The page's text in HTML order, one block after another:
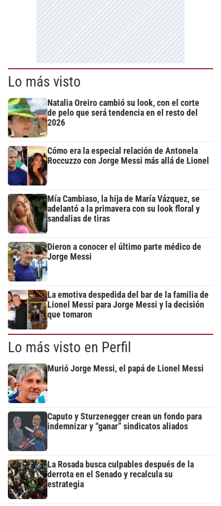
Lo más visto
Natalia Oreiro cambió su look, con el corte
de pelo que será tendencia en el resto del
2026
Cómo era la especial relación de Antonela
Roccuzzo con Jorge Messi más allá de Lionel
Mía Cambiaso, la hija de María Vázquez, se
adelantó a la primavera con su look floral y
sandalias de tiras
Dieron a conocer el último parte médico de
Jorge Messi
La emotiva despedida del bar de la familia de
Lionel Messi para Jorge Messi y la decisión
que tomaron
Lo más visto en Perfil
Murió Jorge Messi, el papá de Lionel Messi
Caputo y Sturzenegger crean un fondo para
indemnizar y “ganar” sindicatos aliados
La Rosada busca culpables después de la
derrota en el Senado y recalcula su
estrategia